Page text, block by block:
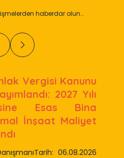
haberdar olun…
Vergisi Kanunu
2027 Yılı
Esas Bina
İnşaat Maliyet
06.08.2026